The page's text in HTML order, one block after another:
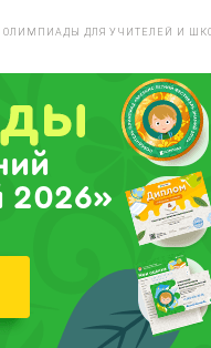
ДЛЯ УЧИТЕЛЕЙ И
2026»